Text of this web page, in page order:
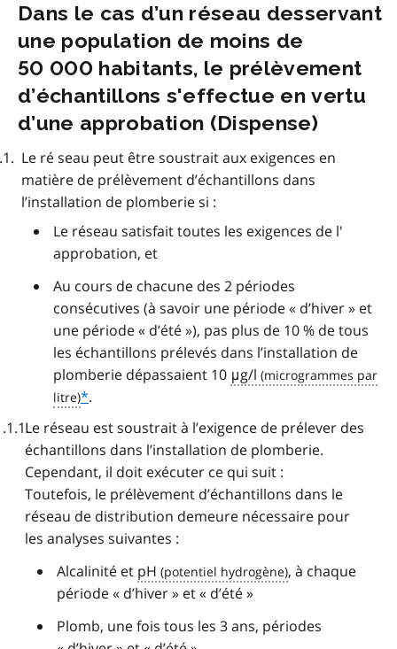
Dans le cas d’un réseau desservant
une population de moins de
50 000 habitants, le prélèvement
d’échantillons s'effectue en vertu
d’une approbation (Dispense)
Le ré seau peut être soustrait aux exigences en
matière de prélèvement d’échantillons dans
l’installation de plomberie si :
Le réseau satisfait toutes les exigences de l'
approbation, et
Au cours de chacune des 2 périodes
consécutives (à savoir une période « d’hiver » et
une période « d’été »), pas plus de 10 % de tous
les échantillons prélevés dans l’installation de
plomberie dépassaient 10 μg/l
*.
Le réseau est soustrait à l’exigence de prélever des
échantillons dans l’installation de plomberie.
Cependant, il doit exécuter ce qui suit :
Toutefois, le prélèvement d’échantillons dans le
réseau de distribution demeure nécessaire pour
les analyses suivantes :
Alcalinité et pH
, à chaque
période « d’hiver » et « d’été »
Plomb, une fois tous les 3 ans, périodes